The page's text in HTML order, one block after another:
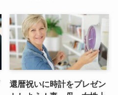
還暦祝いに時計をプレゼン